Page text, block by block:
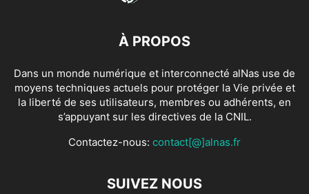
À PROPOS
Dans un monde numérique et interconnecté alNas use de
moyens techniques actuels pour protéger la Vie privée et
la liberté de ses utilisateurs, membres ou adhérents, en
s’appuyant sur les directives de la CNIL.
Contactez-nous: contact[@]alnas.fr
SUIVEZ NOUS